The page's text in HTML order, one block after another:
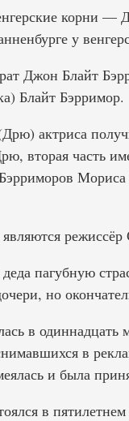
корни —
у
Джон Блайт
Блайт Бэрримор.
актриса
вторая часть
пагубную
но
в одиннадцать
в
и была
в